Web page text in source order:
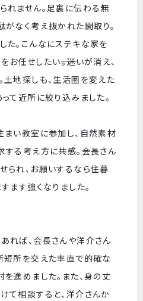
れません。足裏に伝わる無
なく考え抜かれた間取り。
た。こんなにステキな家を
任せしたい――。迷いが消え、
土地探しも、生活圏を変えた
て近所に絞り込みました。
まい教室に参加し、自然素材
する考え方に共感。会長さん
られ、お願いするなら住暮
ます強くなりました。
れば、会長さんや洋介さん
短所を交えた率直で的確な
進めました。また、身の丈
て相談すると、洋介さんか